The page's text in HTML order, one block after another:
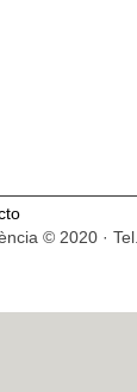
© 2020 ·